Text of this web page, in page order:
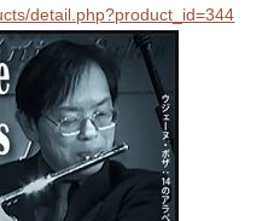
detail.php?product_id=344